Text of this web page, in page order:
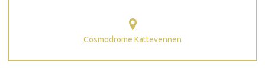
Cosmodrome Kattevennen